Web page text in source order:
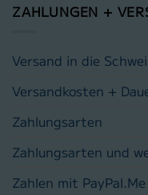
ZAHLUNGEN +
Versand in die
Versandkosten +
Zahlungsarten
Zahlungsarten und
Zahlen mit PayPal.Me